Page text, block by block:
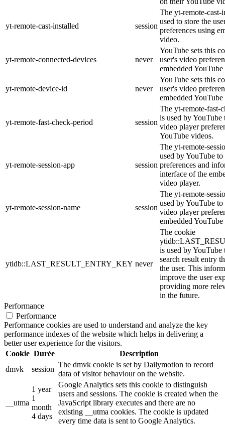
yt-remote-cast-installed session
The yt-remote-cast-
used to store the
preferences using
video.
yt-remote-connected-devices never
YouTube sets this
user's video
embedded
yt-remote-device-id never
YouTube sets this
user's video
embedded
yt-remote-fast-check-period session
The yt-remote-fast-
is used by YouTube
video player
YouTube videos.
yt-remote-session-app session
The yt-remote-
used by YouTube to
preferences and
interface of the
video player.
yt-remote-session-name session
The yt-remote-
used by YouTube to
video player
embedded
ytidb::LAST_RESULT_ENTRY_KEY never
The cookie
is used by YouTube
search result entry
the user. This
improve the user
providing more
in the future.
Performance
Performance
Performance cookies are used to understand and analyze the key
performance indexes of the website which helps in delivering a
better user experience for the visitors.
Cookie Durée
Description
dmvk
session
The dmvk cookie is set by Dailymotion to record
data of visitor behaviour on the website.
__utma
1 year
1
month
4 days
Google Analytics sets this cookie to distinguish
users and sessions. The cookie is created when the
JavaScript library executes and there are no
existing __utma cookies. The cookie is updated
every time data is sent to Google Analytics.